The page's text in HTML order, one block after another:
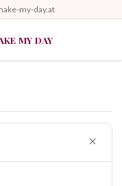
my-day.at
MY DAY